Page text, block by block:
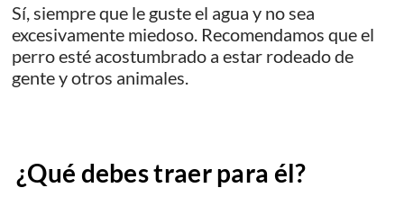
Sí, siempre que le guste el agua y no sea
excesivamente miedoso. Recomendamos que el
perro esté acostumbrado a estar rodeado de
gente y otros animales.
¿Qué debes traer para él?